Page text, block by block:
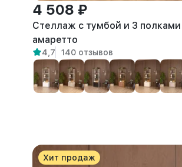
4 508 ₽
Стеллаж с тумбой и 3
амаретто
4,7 140 отзывов
Хит продаж